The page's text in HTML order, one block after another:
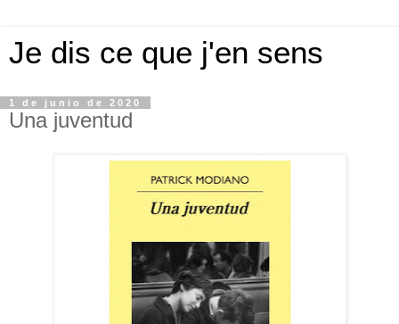
Je dis ce que j'en sens
1 de junio de 2020
Una juventud